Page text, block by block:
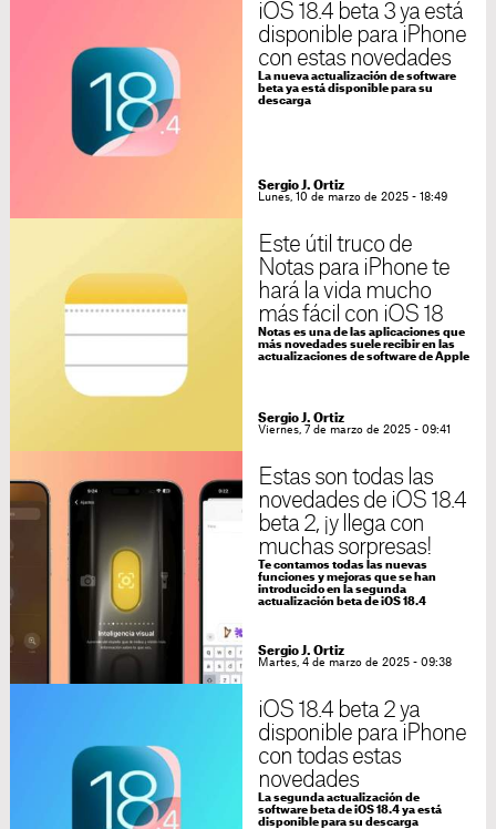
iOS 18.4 beta 3 ya está
disponible para iPhone
con estas novedades
La nueva actualización de software
beta ya está disponible para su
descarga
Sergio J. Ortiz
Lunes, 10 de marzo de 2025 - 18:49
Este útil truco de
Notas para iPhone te
hará la vida mucho
más fácil con iOS 18
Notas es una de las aplicaciones que
más novedades suele recibir en las
actualizaciones de software de Apple
Sergio J. Ortiz
Viernes, 7 de marzo de 2025 - 09:41
Estas son todas las
novedades de iOS 18.4
beta 2, ¡y llega con
muchas sorpresas!
Te contamos todas las nuevas
funciones y mejoras que se han
introducido en la segunda
actualización beta de iOS 18.4
Sergio J. Ortiz
Martes, 4 de marzo de 2025 - 09:38
iOS 18.4 beta 2 ya
disponible para iPhone
con todas estas
novedades
La segunda actualización de
software beta de iOS 18.4 ya está
disponible para su descarga